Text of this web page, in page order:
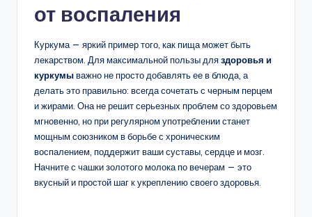
от воспаления
Куркума — яркий пример того, как пища может быть
лекарством. Для максимальной пользы дляздоровья и
куркумыважно не просто добавлять ее в блюда, а
делать это правильно: всегда сочетать с черным перцем
и жирами. Она не решит серьезных проблем со здоровьем
мгновенно, но при регулярном употреблении станет
мощным союзником в борьбе с хроническим
воспалением, поддержит ваши суставы, сердце и мозг.
Начните с чашки золотого молока по вечерам — это
вкусный и простой шаг к укреплению своего здоровья.